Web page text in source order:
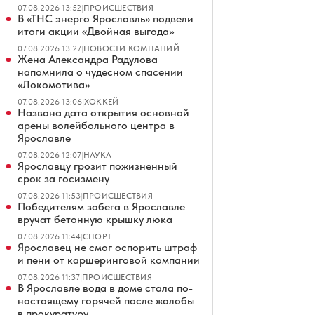
07.08.2026 13:52|ПРОИСШЕСТВИЯ
В «ТНС энерго Ярославль» подвели
итоги акции «Двойная выгода»
07.08.2026 13:27|НОВОСТИ КОМПАНИЙ
Жена Александра Радулова
напомнила о чудесном спасении
«Локомотива»
07.08.2026 13:06|ХОККЕЙ
Названа дата открытия основной
арены волейбольного центра в
Ярославле
07.08.2026 12:07|НАУКА
Ярославцу грозит пожизненный
срок за госизмену
07.08.2026 11:53|ПРОИСШЕСТВИЯ
Победителям забега в Ярославле
вручат бетонную крышку люка
07.08.2026 11:44|СПОРТ
Ярославец не смог оспорить штраф
и пени от каршеринговой компании
07.08.2026 11:37|ПРОИСШЕСТВИЯ
В Ярославле вода в доме стала по-
настоящему горячей после жалобы